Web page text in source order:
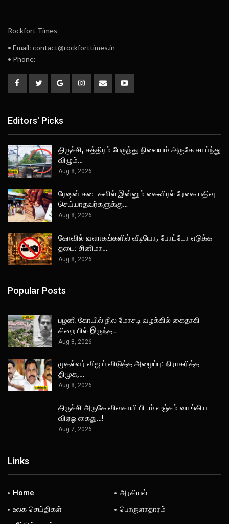
Rockfort Times
• Email: contact@rockforttimes.in
• Phone:
Editors' Picks
திருச்சி, சத்திரம் பேருந்து நிலையம் அருகே சாய்ந்து
விழும்…
Aug 8, 2026
ரேஷன் கடைகளில் இன்னும் கைவிரல் ரேகை பதிவு
செய்யாதவர்களுக்கு…
Aug 8, 2026
கோவில் வளாகங்களில் வீடியோ, போட்டோ எடுக்க
தடை: சினிமா…
Aug 8, 2026
Popular Posts
பழனி கோயில் நில மோசடி வழக்கில் கைதாகி
சிறையில் இருந்த…
Aug 8, 2026
முதல்வர் விஜய் விடுத்த அழைப்பு: நிராகரித்த
திமுக,…
Aug 8, 2026
திருச்சி அருகே விவசாயியிடம் லஞ்சம் வாங்கிய
விஏஓ கைது…!
Aug 7, 2026
Links
Home
அரசியல்
உலக செய்திகள்
பொருளாதாரம்